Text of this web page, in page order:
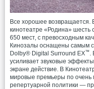
Все хорошее
кинотеатре «Родина» шесть
650 мест, с превосходным
Кинозалы оснащены самым
Dolby® Digital Surround EX™ .
усиливает звуковые
экране действие. В
мировые премьеры по
репертуарной политики —